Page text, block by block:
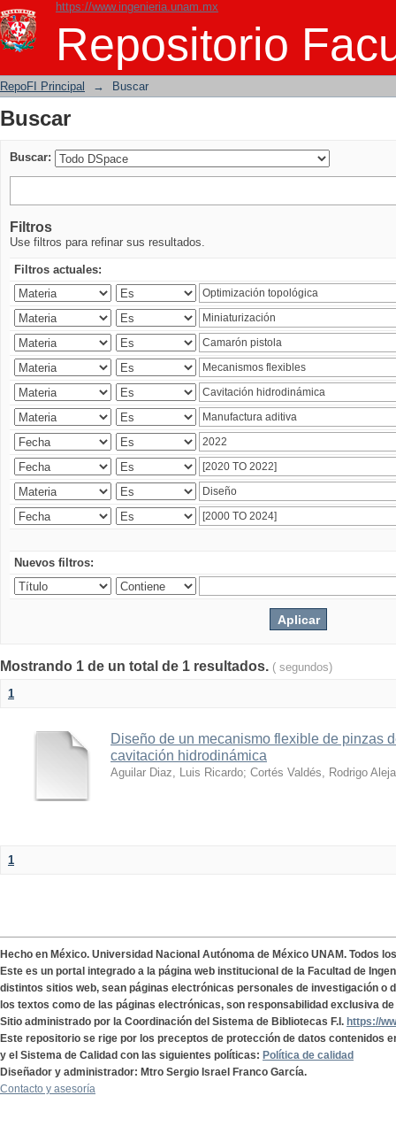
https://www.ingenieria.unam.mx
Repositorio
Buscar
RepoFI Principal → Buscar
Buscar
Buscar:
Filtros
Use filtros para refinar sus resultados.
Filtros actuales:
Nuevos filtros:
Mostrando 1 de un total de 1 resultados. ( segundos)
1
Diseño de un mecanismo flexible de pinzas
cavitación hidrodinámica
Aguilar Diaz, Luis Ricardo; Cortés Valdés, Rodrigo
1
Hecho en México. Universidad Nacional Autónoma de México UNAM. Todos
Este es un portal integrado a la página web institucional de la Facultad de
distintos sitios web, sean páginas electrónicas personales de investigación o
los textos como de las páginas electrónicas, son responsabilidad exclusiva
Sitio administrado por la Coordinación del Sistema de Bibliotecas F.I. https://
Este repositorio se rige por los preceptos de protección de datos contenidos
y el Sistema de Calidad con las siguientes políticas: Política de calidad
Diseñador y administrador: Mtro Sergio Israel Franco García.
Contacto y asesoría